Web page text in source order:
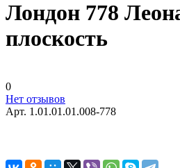
Лондон 778
плоскость
0
Нет отзывов
Арт. 1.01.01.01.008-778